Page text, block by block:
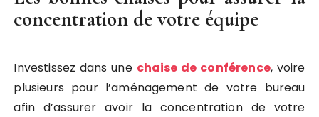
concentration de votre équipe
Investissez dans une chaise de conférence, voire
plusieurs pour l’aménagement de votre bureau
afin d’assurer avoir la concentration de votre